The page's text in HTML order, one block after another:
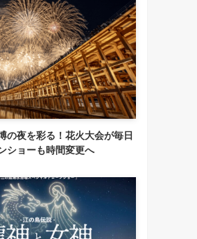
の夜を彩る！花火大会が毎日
ショーも時間変更へ